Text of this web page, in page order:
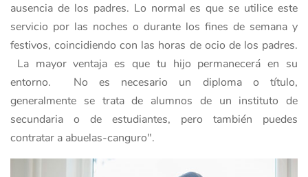
ausencia de los padres. Lo normal es que se utilice este
servicio por las noches o durante los fines de semana y
festivos, coincidiendo con las horas de ocio de los padres.
La mayor ventaja es que tu hijo permanecerá en su
entorno. No es necesario un diploma o título,
generalmente se trata de alumnos de un instituto de
secundaria o de estudiantes, pero también puedes
contratar a abuelas-canguro".